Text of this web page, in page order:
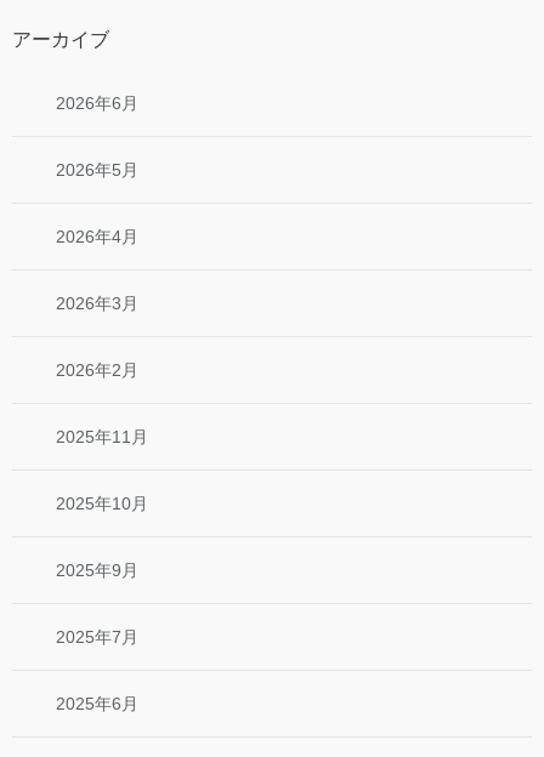
アーカイブ
2026年6月
2026年5月
2026年4月
2026年3月
2026年2月
2025年11月
2025年10月
2025年9月
2025年7月
2025年6月